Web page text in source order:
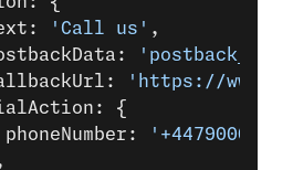
'Call us' ,
'https://
{
phoneNumber: